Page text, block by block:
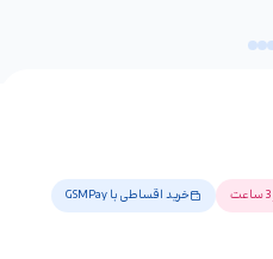
خرید اقساطی با GSMPay